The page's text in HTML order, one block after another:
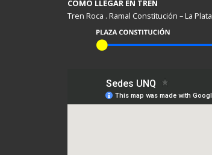
COMO LLEGAR EN TREN
Tren Roca . Ramal Constitución – La Plata